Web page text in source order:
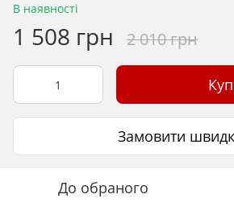
В наявності
1 508 грн 2 010 грн
Замовити
До обраного